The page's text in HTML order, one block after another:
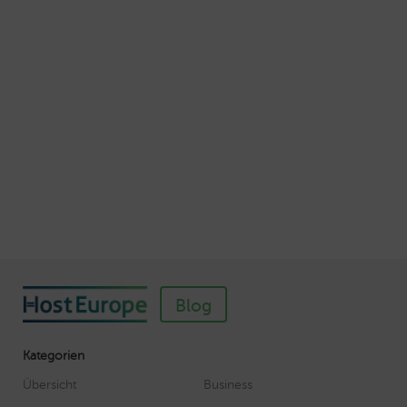
Blog
Kategorien
Übersicht
Business